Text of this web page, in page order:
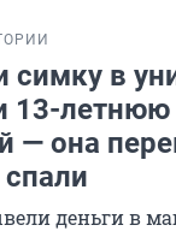
симку в
13-летнюю
— она
деньги в